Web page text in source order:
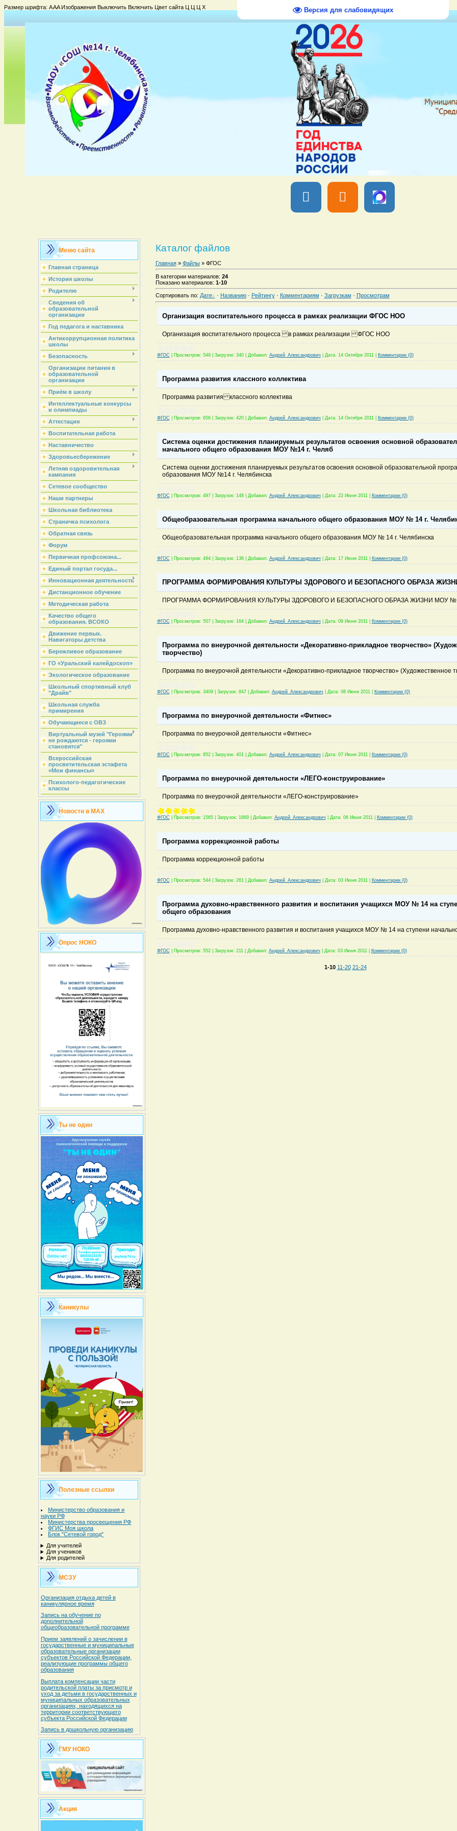
Версия для слабовидящих
Размер шрифта: AAAИзображения Выключить Включить Цвет сайта Ц Ц Ц Х
Вы вошли какГостьГруппа "Гости" Пятница, 07 Августа 2026,
Меню сайта
Главная страница
История школы
Родителю
Сведения об
образовательной
организации
Год педагога и наставника
Антикоррупционная политика
школы
Безопасность
Организации питания в
образовательной
организации
Приём в школу
Интеллектуальные конкурсы
и олимпиады
Аттестация
Воспитательная работа
Наставничество
Здоровьесбережение
Летняя оздоровительная
кампания
Сетевое сообщество
Наши партнеры
Школьная библиотека
Страничка психолога
Обратная связь
Форум
Первичная профсоюзна...
Единый портал госуда...
Инновационная деятельность
Дистанционное обучение
Методическая работа
Качество общего
образования. ВСОКО
Движение первых.
Навигаторы детства
Бережливое образование
ГО «Уральский калейдоскоп»
Экологическое образование
Школьный спортивный клуб
"Драйв"
Школьная служба
примирения
Обучающиеся с ОВЗ
Виртуальный музей "Героями
не рождаются - героями
становятся"
Всероссийская
просветительская эстафета
«Мои финансы»
Психолого-педагогические
классы
Новости в MAX
Опрос НОКО
Ты не один
Каникулы
Полезные ссылки
Министерство образования и
науки РФ
Министерства просвещения РФ
ФГИС Моя школа
Блок "Сетевой город"
Для учителей
Для учеников
Для родителей
МСЗУ
Организация отдыха детей в
каникулярное время
Запись на обучение по
дополнительной
общеобразовательной программе
Прием заявлений о зачислении в
государственные и муниципальные
образовательные организации
субъектов Российской Федерации,
реализующие программы общего
образования
Выплата компенсации части
родительской платы за присмотр и
уход за детьми в государственных и
муниципальных образовательных
организациях, находящихся на
территории соответствующего
субъекта Российской Федерации
Запись в дошкольную организацию
ГМУ НОКО
Акция
Каталог файлов
Главная» Файлы» ФГОС
В категории материалов: 24
Показано материалов: 1-10
Сортировать по: Дате · Названию· Рейтингу· Комментариям · Загрузкам · Просмотрам
Организация воспитательного процесса в рамках реализации ФГОС НОО
Организация воспитательного процесса в рамках реализации ФГОС НОО
ФГОС Просмотров: 549| Загрузок: 340| Добавил: Андрей_Александрович Дата: 14 Октября 2011 Комментарии (0)
Программа развития классного коллектива
Программа развития классного коллектива
ФГОС Просмотров: 656| Загрузок: 420| Добавил: Андрей_Александрович Дата: 14 Октября 2011 Комментарии (0)
Система оценки достижения планируемых результатов освоения основной
начального общего образования МОУ №14 г. Челяб
Система оценки достижения планируемых результатов освоения основной образовательной
образования МОУ №14 г. Челябинска
ФГОС Просмотров: 497| Загрузок: 148| Добавил: Андрей_Александрович Дата: 22 Июня 2011 Комментарии (0)
Общеобразовательная программа начального общего образования МОУ № 14 г.
Общеобразовательная программа начального общего образования МОУ № 14 г. Челябинска
ФГОС Просмотров: 494| Загрузок: 136| Добавил: Андрей_Александрович Дата: 17 Июня 2011 Комментарии (0)
ПРОГРАММА ФОРМИРОВАНИЯ КУЛЬТУРЫ ЗДОРОВОГО И БЕЗОПАСНОГО ОБРАЗА
ПРОГРАММА ФОРМИРОВАНИЯ КУЛЬТУРЫ ЗДОРОВОГО И БЕЗОПАСНОГО ОБРАЗА ЖИЗНИ МОУ №
ФГОС Просмотров: 507| Загрузок: 164| Добавил: Андрей_Александрович Дата: 09 Июня 2011 Комментарии (0)
Программа по внеурочной деятельности «Декоративно-прикладное творчество»
творчество)
Программа по внеурочной деятельности «Декоративно-прикладное творчество» (Художественное
ФГОС Просмотров: 3409| Загрузок: 847| Добавил: Андрей_Александрович Дата: 08 Июня 2011 Комментарии (0)
Программа по внеурочной деятельности «Фитнес»
Программа по внеурочной деятельности «Фитнес»
ФГОС Просмотров: 852| Загрузок: 401 Добавил: Андрей_Александрович Дата: 07 Июня 2011 Комментарии (0)
Программа по внеурочной деятельности «ЛЕГО-конструирование»
Программа по внеурочной деятельности «ЛЕГО-конструирование»
ФГОС Просмотров: 1565| Загрузок: 1869| Добавил: Андрей_Александрович Дата: 06 Июня 2011 Комментарии (0)
Программа коррекционной работы
Программа коррекционной работы
ФГОС Просмотров: 544| Загрузок: 261 Добавил: Андрей_Александрович Дата: 03 Июня 2011 Комментарии (0)
Программа духовно-нравственного развития и воспитания учащихся МОУ № 14 на
общего образования
Программа духовно-нравственного развития и воспитания учащихся МОУ № 14 на ступени
ФГОС Просмотров: 552| Загрузок: 211 Добавил: Андрей_Александрович Дата: 03 Июня 2011 Комментарии (0)
1-10 11-20 21-24